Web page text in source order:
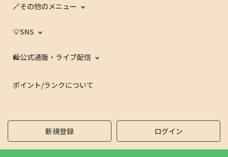
🔗その他のメニュー
💡SNS
🛍️公式通販・ライブ配信
ポイント/ランクについて
新規登録 ログイン